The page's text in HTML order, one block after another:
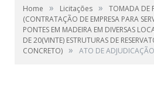
Home » Licitações »
TOMADA DE
(CONTRATAÇÃO DE EMPRESA PARA
PONTES EM MADEIRA EM DIVERSAS
DE 20(VINTE) ESTRUTURAS DE
CONCRETO) » ATO DE ADJUDICAÇÃO